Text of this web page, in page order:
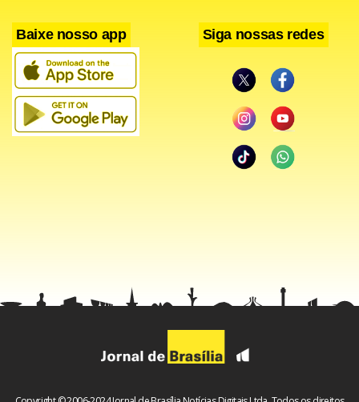
cultura da paz
O condutor foi detido em flagrante e encaminhado à 15ª
Delegacia de Polícia, junto com o veículo recuperado.
De acordo com a PMDF, o homem possui diversas
vítimas.
Baixe nosso app Siga nossas redes